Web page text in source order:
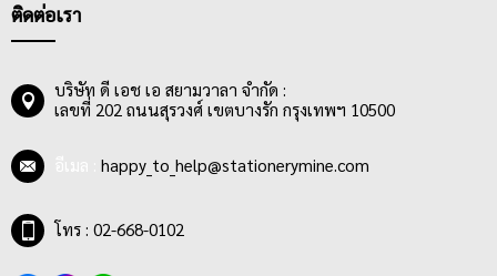
ติดต่อเรา
บริษัท ดี เอช เอ สยามวาลา จำกัด :
เลขที่ 202 ถนนสุรวงศ์ เขตบางรัก กรุงเทพฯ 10500
happy_to_help@stationerymine.com
โทร : 02-668-0102